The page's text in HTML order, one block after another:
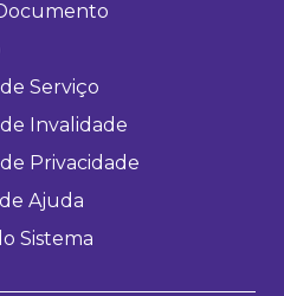
Serviço
Invalidade
Privacidade
Ajuda
Sistema